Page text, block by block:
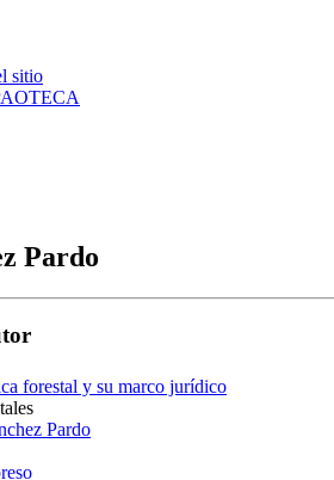
sitio
Pardo
forestal y su marco jurídico
Pardo